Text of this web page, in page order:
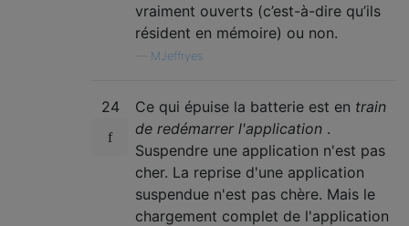
vraiment ouverts (c’est-à-dire qu’ils
résident en mémoire) ou non.
MJeffryes
24 Ce qui épuise la batterie est en train
de redémarrer l'application .
Suspendre une application n'est pas
cher. La reprise d'une application
suspendue n'est pas chère. Mais le
chargement complet de l'application